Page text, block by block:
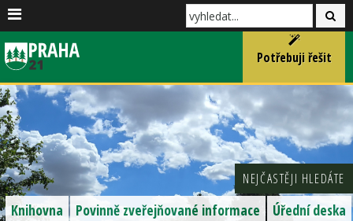
Potřebuji řešit
NEJČASTĚJI HLEDÁTE
Úřední deska
Povinně zveřejňované informace
Knihovna